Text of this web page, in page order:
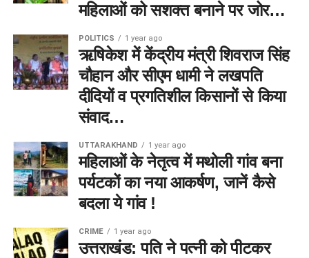
महिलाओं को सशक्त बनाने पर जोर…
POLITICS 1 year ago
ऋषिकेश में केंद्रीय मंत्री शिवराज सिंह
चौहान और सीएम धामी ने लखपति
दीदियों व प्रगतिशील किसानों से किया
संवाद…
UTTARAKHAND 1 year ago
महिलाओं के नेतृत्व में मथोली गांव बना
पर्यटकों का नया आकर्षण, जानें कैसे
बदला ये गांव !
CRIME 1 year ago
उत्तराखंड: पति ने पत्नी को पीटकर